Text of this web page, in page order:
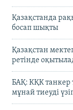
Қазақстанда
босап шықты
Қазақстан
ретінде
БАҚ: КҚК танкер
мұнай тиеуді